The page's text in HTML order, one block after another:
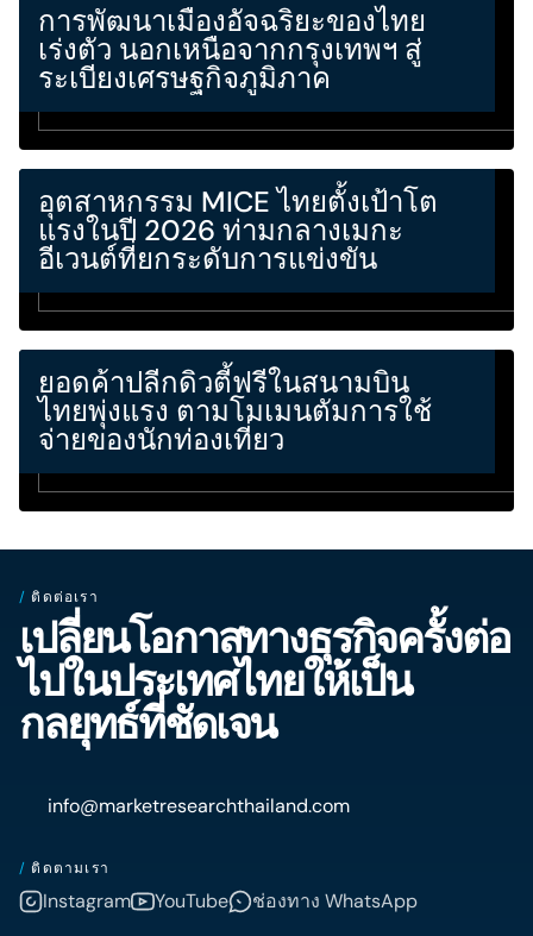
การพัฒนาเมืองอัจฉริยะของไทย
เร่งตัว นอกเหนือจากกรุงเทพฯ สู่
ระเบียงเศรษฐกิจภูมิภาค
อุตสาหกรรม MICE ไทยตั้งเป้าโต
แรงในปี 2026 ท่ามกลางเมกะ
อีเวนต์ที่ยกระดับการแข่งขัน
ยอดค้าปลีกดิวตี้ฟรีในสนามบิน
ไทยพุ่งแรง ตามโมเมนตัมการใช้
จ่ายของนักท่องเที่ยว
/ ติดต่อเรา
เปลี่ยนโอกาสทางธุรกิจครั้งต่อ
ไปในประเทศไทยให้เป็น
กลยุทธ์ที่ชัดเจน
info@marketresearchthailand.com
/ ติดตามเรา
Instagram YouTube ช่องทาง WhatsApp